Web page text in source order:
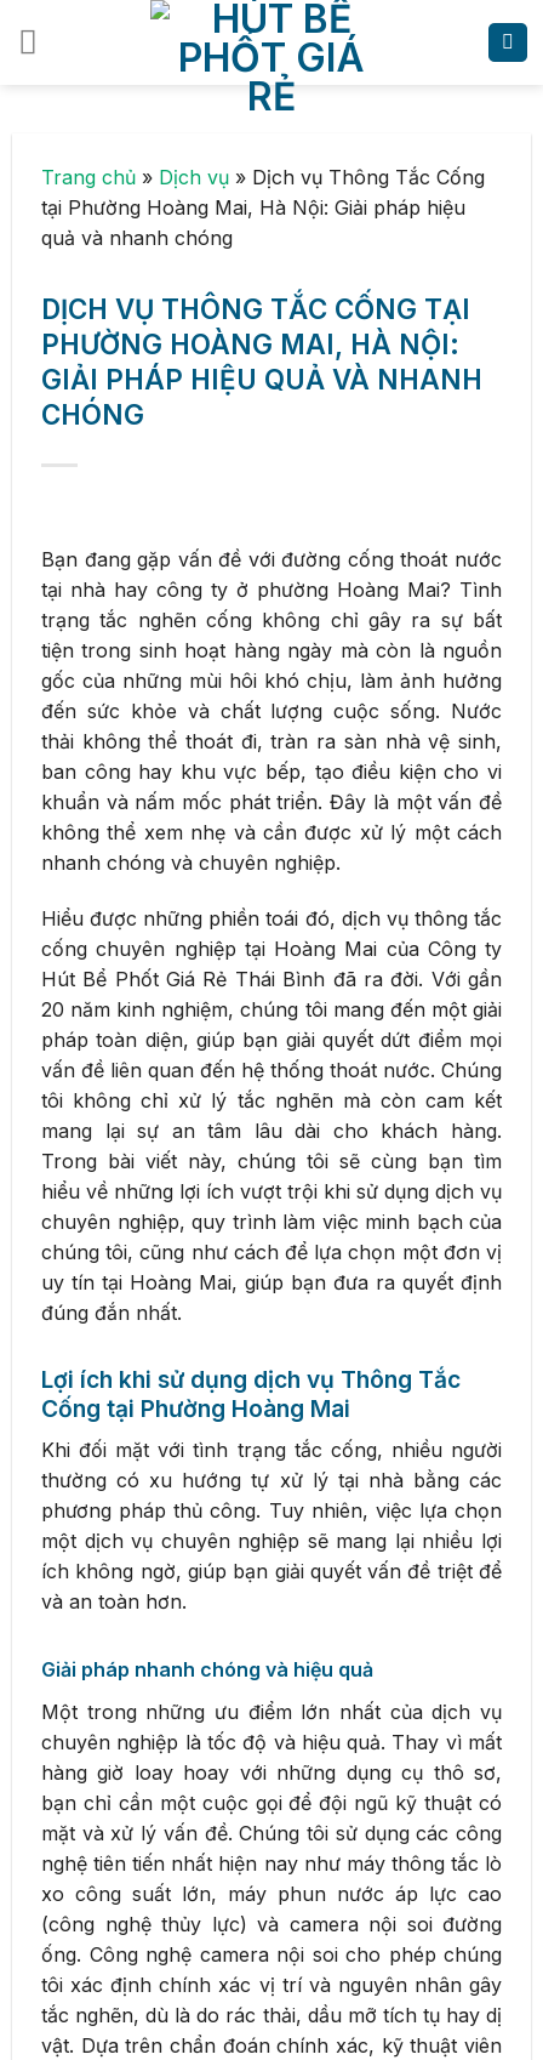
Trang chủ » Dịch vụ » Dịch vụ Thông Tắc Cống
tại Phường Hoàng Mai, Hà Nội: Giải pháp hiệu
quả và nhanh chóng
DỊCH VỤ THÔNG TẮC CỐNG TẠI
PHƯỜNG HOÀNG MAI, HÀ NỘI:
GIẢI PHÁP HIỆU QUẢ VÀ NHANH
CHÓNG
Bạn đang gặp vấn đề với đường cống thoát nước
tại nhà hay công ty ở phường Hoàng Mai? Tình
trạng tắc nghẽn cống không chỉ gây ra sự bất
tiện trong sinh hoạt hàng ngày mà còn là nguồn
gốc của những mùi hôi khó chịu, làm ảnh hưởng
đến sức khỏe và chất lượng cuộc sống. Nước
thải không thể thoát đi, tràn ra sàn nhà vệ sinh,
ban công hay khu vực bếp, tạo điều kiện cho vi
khuẩn và nấm mốc phát triển. Đây là một vấn đề
không thể xem nhẹ và cần được xử lý một cách
nhanh chóng và chuyên nghiệp.
Hiểu được những phiền toái đó, dịch vụ thông tắc
cống chuyên nghiệp tại Hoàng Mai của Công ty
Hút Bể Phốt Giá Rẻ Thái Bình đã ra đời. Với gần
20 năm kinh nghiệm, chúng tôi mang đến một giải
pháp toàn diện, giúp bạn giải quyết dứt điểm mọi
vấn đề liên quan đến hệ thống thoát nước. Chúng
tôi không chỉ xử lý tắc nghẽn mà còn cam kết
mang lại sự an tâm lâu dài cho khách hàng.
Trong bài viết này, chúng tôi sẽ cùng bạn tìm
hiểu về những lợi ích vượt trội khi sử dụng dịch vụ
chuyên nghiệp, quy trình làm việc minh bạch của
chúng tôi, cũng như cách để lựa chọn một đơn vị
uy tín tại Hoàng Mai, giúp bạn đưa ra quyết định
đúng đắn nhất.
Lợi ích khi sử dụng dịch vụ Thông Tắc
Cống tại Phường Hoàng Mai
Khi đối mặt với tình trạng tắc cống, nhiều người
thường có xu hướng tự xử lý tại nhà bằng các
phương pháp thủ công. Tuy nhiên, việc lựa chọn
một dịch vụ chuyên nghiệp sẽ mang lại nhiều lợi
ích không ngờ, giúp bạn giải quyết vấn đề triệt để
và an toàn hơn.
Giải pháp nhanh chóng và hiệu quả
Một trong những ưu điểm lớn nhất của dịch vụ
chuyên nghiệp là tốc độ và hiệu quả. Thay vì mất
hàng giờ loay hoay với những dụng cụ thô sơ,
bạn chỉ cần một cuộc gọi để đội ngũ kỹ thuật có
mặt và xử lý vấn đề. Chúng tôi sử dụng các công
nghệ tiên tiến nhất hiện nay như máy thông tắc lò
xo công suất lớn, máy phun nước áp lực cao
(công nghệ thủy lực) và camera nội soi đường
ống. Công nghệ camera nội soi cho phép chúng
tôi xác định chính xác vị trí và nguyên nhân gây
tắc nghẽn, dù là do rác thải, dầu mỡ tích tụ hay dị
vật. Dựa trên chẩn đoán chính xác, kỹ thuật viên